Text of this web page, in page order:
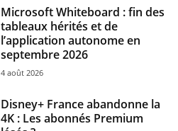
Microsoft Whiteboard : fin des
tableaux hérités et de
l’application autonome en
septembre 2026
4 août 2026
Disney+ France abandonne la
4K : Les abonnés Premium